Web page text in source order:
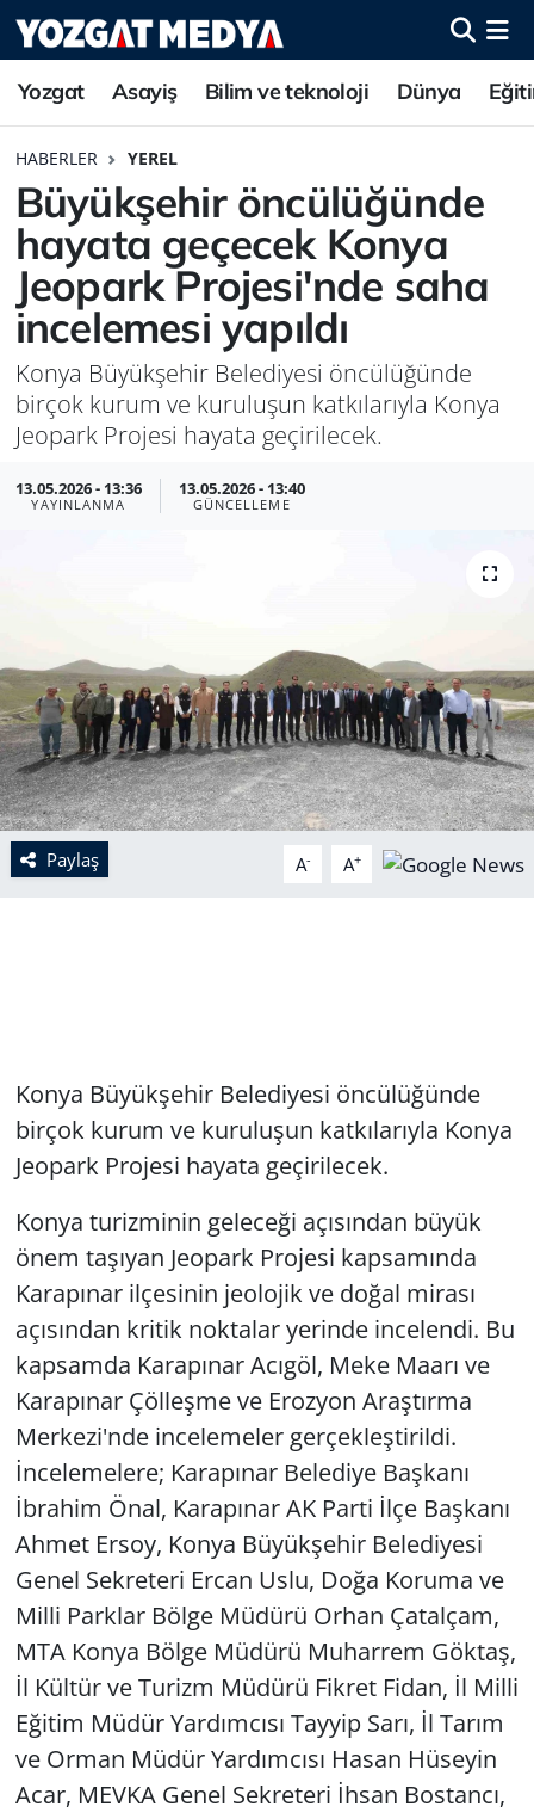
Yozgat Asayiş Bilim ve teknoloji Dünya
HABERLER YEREL
Büyükşehir öncülüğünde
hayata geçecek Konya
Jeopark Projesi'nde saha
incelemesi yapıldı
Konya Büyükşehir Belediyesi öncülüğünde
birçok kurum ve kuruluşun katkılarıyla Konya
Jeopark Projesi hayata geçirilecek.
13.05.2026 - 13:36
YAYINLANMA
13.05.2026 - 13:40
GÜNCELLEME
Paylaş A- A+
Konya Büyükşehir Belediyesi öncülüğünde
birçok kurum ve kuruluşun katkılarıyla Konya
Jeopark Projesi hayata geçirilecek.
Konya turizminin geleceği açısından büyük
önem taşıyan Jeopark Projesi kapsamında
Karapınar ilçesinin jeolojik ve doğal mirası
açısından kritik noktalar yerinde incelendi. Bu
kapsamda Karapınar Acıgöl, Meke Maarı ve
Karapınar Çölleşme ve Erozyon Araştırma
Merkezi'nde incelemeler gerçekleştirildi.
İncelemelere; Karapınar Belediye Başkanı
İbrahim Önal, Karapınar AK Parti İlçe Başkanı
Ahmet Ersoy, Konya Büyükşehir Belediyesi
Genel Sekreteri Ercan Uslu, Doğa Koruma ve
Milli Parklar Bölge Müdürü Orhan Çatalçam,
MTA Konya Bölge Müdürü Muharrem Göktaş,
İl Kültür ve Turizm Müdürü Fikret Fidan, İl Milli
Eğitim Müdür Yardımcısı Tayyip Sarı, İl Tarım
ve Orman Müdür Yardımcısı Hasan Hüseyin
Acar, MEVKA Genel Sekreteri İhsan Bostancı,